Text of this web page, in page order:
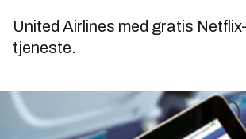
United Airlines med gratis
tjeneste.